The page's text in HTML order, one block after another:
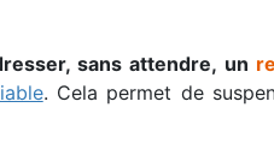
sans attendre, un
. Cela permet de